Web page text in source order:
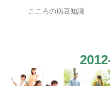
こころの病豆知識